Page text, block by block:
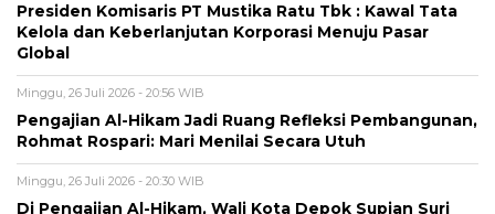
Presiden Komisaris PT Mustika Ratu Tbk : Kawal Tata
Kelola dan Keberlanjutan Korporasi Menuju Pasar
Global
Minggu, 26 Juli 2026 - 20:56 WIB
Pengajian Al-Hikam Jadi Ruang Refleksi Pembangunan,
Rohmat Rospari: Mari Menilai Secara Utuh
Minggu, 26 Juli 2026 - 20:30 WIB
Di Pengajian Al-Hikam, Wali Kota Depok Supian Suri